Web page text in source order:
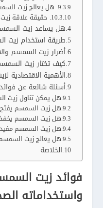
9. هل يعالج زيت السمسم المعدة والقولون؟
10. حقيقة علاقة زيت السمسم بالسرطان
هل يساعد زيت
طريقة استخدام زيت
أضرار زيت السمسم
كيف تختار زيت
الأهمية الاقتصادية
أسئلة شائعة عن
هل يمكن تناول زيت
هل زيت السمسم يفتح
هل زيت السمسم
هل زيت السمسم مفيد
هل يعالج زيت
الخلاصة
فوائد زيت
واستخداماته